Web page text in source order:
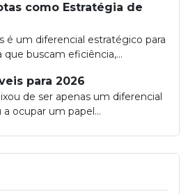
como Estratégia de
é um diferencial estratégico para
buscam eficiência,...
para 2026
de ser apenas um diferencial
ocupar um papel...